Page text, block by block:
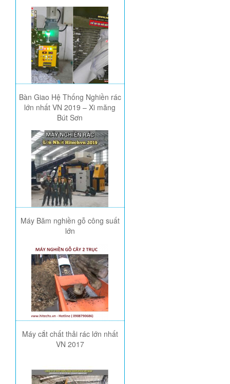
Bàn Giao Hệ Thống Nghiền rác
lớn nhất VN 2019 – Xi măng
Bút Sơn
Máy Băm nghiền gỗ công suất
lớn
Máy cắt chất thải rác lớn nhất
VN 2017